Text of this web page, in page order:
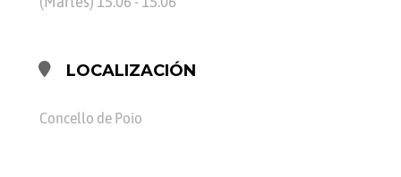
LOCALIZACIÓN
Concello de Poio